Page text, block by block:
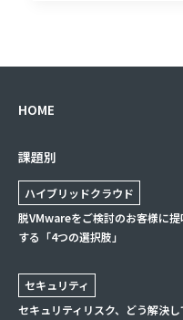
HOME
課題別
ハイブリッドクラウド
脱VMwareをご検討のお客様に提
する「4つの選択肢」
セキュリティ
セキュリティリスク、どう解決し